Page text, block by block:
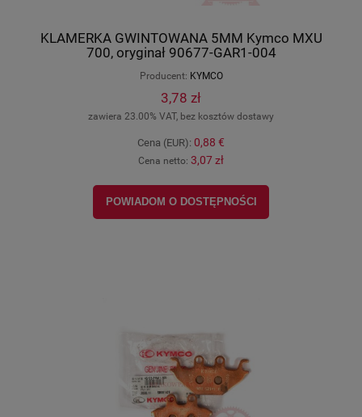
KLAMERKA GWINTOWANA 5MM Kymco MXU
700, oryginał 90677-GAR1-004
Producent: KYMCO
3,78 zł
zawiera 23.00% VAT, bez kosztów dostawy
Cena (EUR): 0,88 €
Cena netto: 3,07 zł
POWIADOM O DOSTĘPNOŚCI